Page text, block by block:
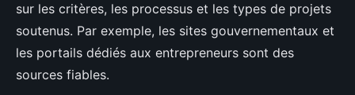
sur les critères, les processus et les types de projets
soutenus. Par exemple, les sites gouvernementaux et
les portails dédiés aux entrepreneurs sont des
sources fiables.